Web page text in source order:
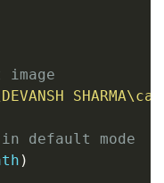
in default mode
)